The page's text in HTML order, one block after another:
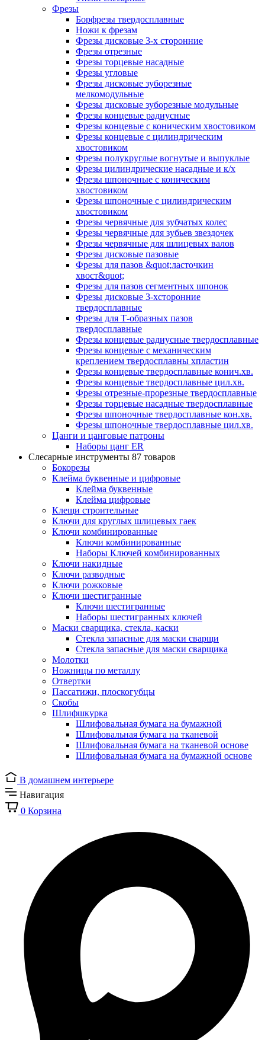
Фрезы
Борфрезы твердосплавные
Ножи к фрезам
Фрезы дисковые 3-х сторонние
Фрезы отрезные
Фрезы торцевые насадные
Фрезы угловые
Фрезы дисковые зуборезные
мелкомодульные
Фрезы дисковые зуборезные модульные
Фрезы концевые радиусные
Фрезы концевые с коническим хвостовиком
Фрезы концевые с цилиндрическим
хвостовиком
Фрезы полукруглые вогнутые и выпуклые
Фрезы цилиндрические насадные и к/х
Фрезы шпоночные с коническим
хвостовиком
Фрезы шпоночные с цилиндрическим
хвостовиком
Фрезы червячные для зубчатых колес
Фрезы червячные для зубьев звездочек
Фрезы червячные для шлицевых валов
Фрезы дисковые пазовые
Фрезы для пазов &quot;ласточкин
хвост&quot;
Фрезы для пазов сегментных шпонок
Фрезы дисковые 3-хсторонние
твердосплавные
Фрезы для Т-образных пазов
твердосплавные
Фрезы концевые радиусные твердосплавные
Фрезы концевые с механическим
креплением твердосплавны хпластин
Фрезы концевые твердосплавные конич.хв.
Фрезы концевые твердосплавные цил.хв.
Фрезы отрезные-прорезные твердосплавные
Фрезы торцевые насадные твердосплавные
Фрезы шпоночные твердосплавные кон.хв.
Фрезы шпоночные твердосплавные цил.хв.
Цанги и цанговые патроны
Наборы цанг ER
Слесарные инструменты 87 товаров
Бокорезы
Клейма буквенные и цифровые
Клейма буквенные
Клейма цифровые
Клещи строительные
Ключи для круглых шлицевых гаек
Ключи комбинированные
Ключи комбинированные
Наборы Ключей комбинированных
Ключи накидные
Ключи разводные
Ключи рожковые
Ключи шестигранные
Ключи шестигранные
Наборы шестигранных ключей
Маски сварщика, стекла, каски
Стекла запасные для маски сварщи
Стекла запасные для маски сварщика
Молотки
Ножницы по металлу
Отвертки
Пассатижи, плоскогубцы
Скобы
Шлифшкурка
Шлифовальная бумага на бумажной
Шлифовальная бумага на тканевой
Шлифовальная бумага на тканевой основе
Шлифовальная бумага на бумажной основе
В домашнем интерьере
Навигация
0 Корзина